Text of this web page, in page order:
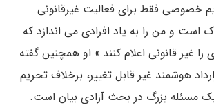
خصوصی فقط برای فعالیت غیرقانونی
و من را به یاد افرادی می اندازد که
غیر قانونی اعلام کنند.» او همچنین گفته
هوشمند غیر قابل تغییر، برخلاف تحریم
یک مسئله بزرگ در بحث آزادی بیان است.